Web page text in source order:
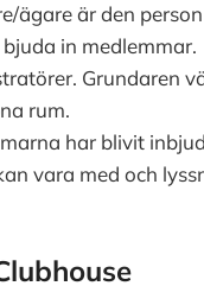
ägare är den
in medlemmar.
Grundaren
rum.
har blivit
vara med och